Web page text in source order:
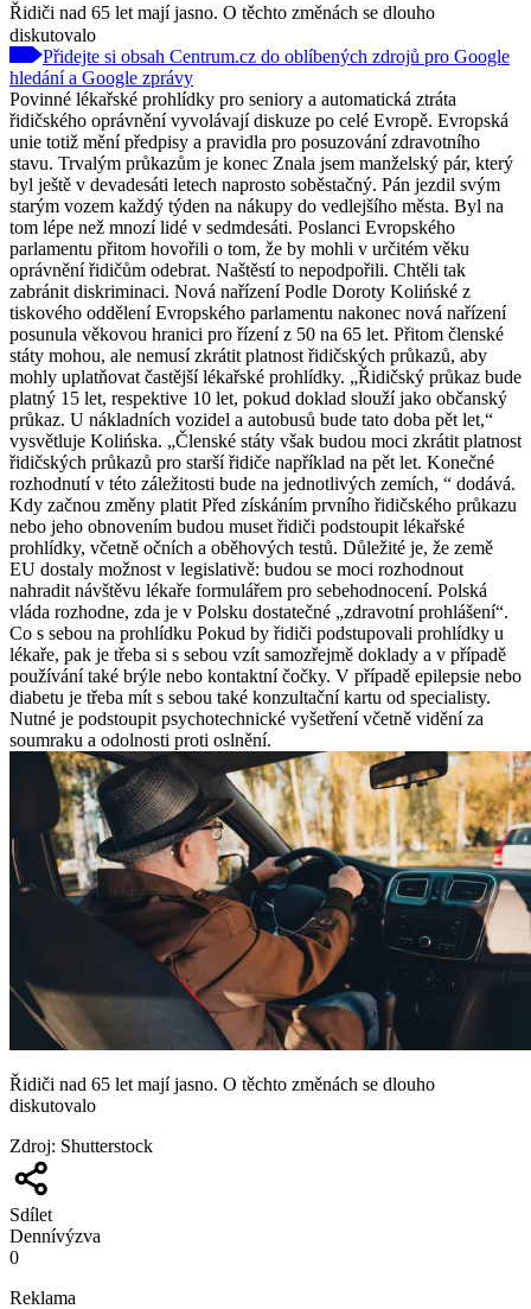
Řidiči nad 65 let mají jasno. O těchto změnách se dlouho
diskutovalo
Přidejte si obsah Centrum.cz do oblíbených zdrojů pro Google
hledání a Google zprávy
Povinné lékařské prohlídky pro seniory a automatická ztráta
řidičského oprávnění vyvolávají diskuze po celé Evropě. Evropská
unie totiž mění předpisy a pravidla pro posuzování zdravotního
stavu. Trvalým průkazům je konec Znala jsem manželský pár, který
byl ještě v devadesáti letech naprosto soběstačný. Pán jezdil svým
starým vozem každý týden na nákupy do vedlejšího města. Byl na
tom lépe než mnozí lidé v sedmdesáti. Poslanci Evropského
parlamentu přitom hovořili o tom, že by mohli v určitém věku
oprávnění řidičům odebrat. Naštěstí to nepodpořili. Chtěli tak
zabránit diskriminaci. Nová nařízení Podle Doroty Kolińské z
tiskového oddělení Evropského parlamentu nakonec nová nařízení
posunula věkovou hranici pro řízení z 50 na 65 let. Přitom členské
státy mohou, ale nemusí zkrátit platnost řidičských průkazů, aby
mohly uplatňovat častější lékařské prohlídky. „Řidičský průkaz bude
platný 15 let, respektive 10 let, pokud doklad slouží jako občanský
průkaz. U nákladních vozidel a autobusů bude tato doba pět let,“
vysvětluje Kolińska. „Členské státy však budou moci zkrátit platnost
řidičských průkazů pro starší řidiče například na pět let. Konečné
rozhodnutí v této záležitosti bude na jednotlivých zemích, “ dodává.
Kdy začnou změny platit Před získáním prvního řidičského průkazu
nebo jeho obnovením budou muset řidiči podstoupit lékařské
prohlídky, včetně očních a oběhových testů. Důležité je, že země
EU dostaly možnost v legislativě: budou se moci rozhodnout
nahradit návštěvu lékaře formulářem pro sebehodnocení. Polská
vláda rozhodne, zda je v Polsku dostatečné „zdravotní prohlášení“.
Co s sebou na prohlídku Pokud by řidiči podstupovali prohlídky u
lékaře, pak je třeba si s sebou vzít samozřejmě doklady a v případě
používání také brýle nebo kontaktní čočky. V případě epilepsie nebo
diabetu je třeba mít s sebou také konzultační kartu od specialisty.
Nutné je podstoupit psychotechnické vyšetření včetně vidění za
soumraku a odolnosti proti oslnění.
Řidiči nad 65 let mají jasno. O těchto změnách se dlouho
diskutovalo
Zdroj: Shutterstock
Sdílet
Dennívýzva
0
Reklama